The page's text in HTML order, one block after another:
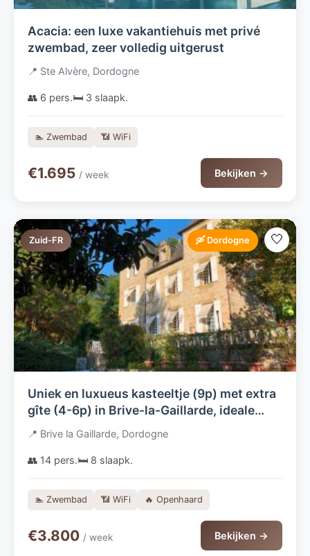
Acacia: een luxe vakantiehuis met privé
zwembad, zeer volledig uitgerust
📍 Ste Alvère, Dordogne
👥 6 pers.🛏️ 3 slaapk.
🏊 Zwembad 📶 WiFi
€1.695 / week Bekijken →
Zuid-FR 🛶 Dordogne 🤍
Uniek en luxueus kasteeltje (9p) met extra
gîte (4-6p) in Brive-la-Gaillarde, ideale
uitvalsbasis om deze prachtige streek te
📍 Brive la Gaillarde, Dordogne
👥 14 pers.🛏️ 8 slaapk.
🏊 Zwembad 📶 WiFi 🔥 Openhaard
€3.800 / week Bekijken →